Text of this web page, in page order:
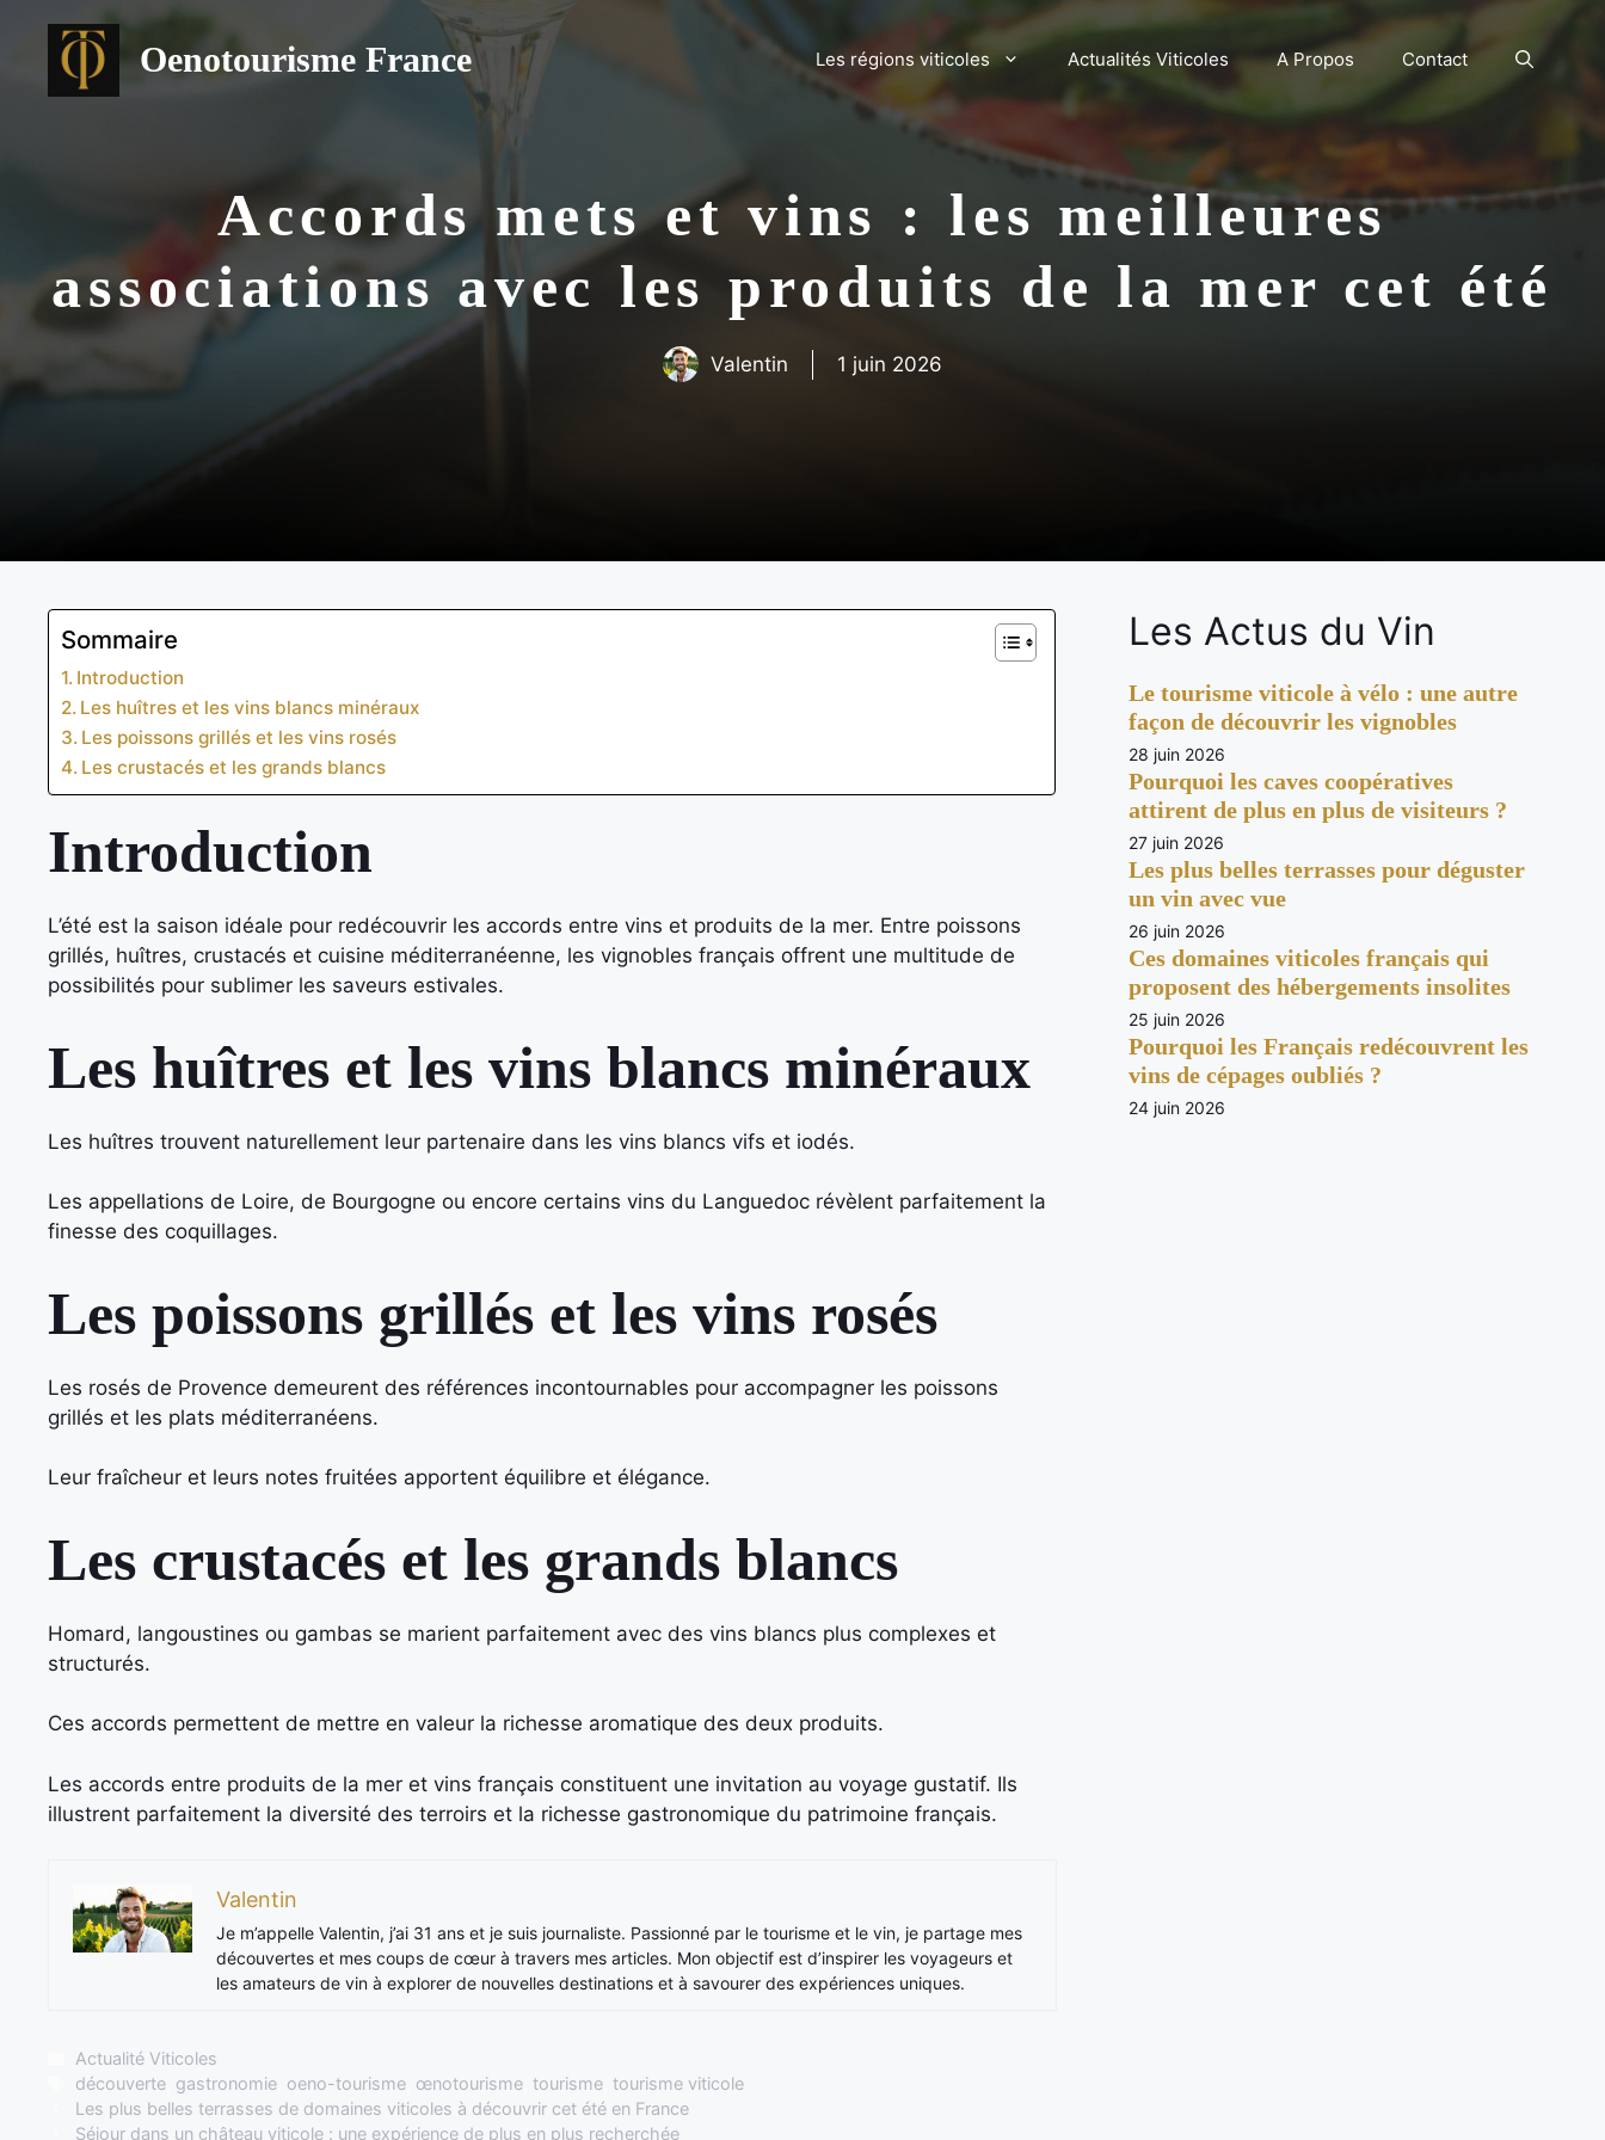
contenu
Oenotourisme France Les régions viticoles Actualités Viticoles A Propos Contact
Accords mets et vins : les meilleures
associations avec les produits de la mer cet été
Valentin 1 juin 2026
Sommaire
Introduction
Les huîtres et les vins blancs minéraux
Les poissons grillés et les vins rosés
Les crustacés et les grands blancs
Introduction
L’été est la saison idéale pour redécouvrir les accords entre vins et produits de la mer. Entre poissons
grillés, huîtres, crustacés et cuisine méditerranéenne, les vignobles français offrent une multitude de
possibilités pour sublimer les saveurs estivales.
Les huîtres et les vins blancs minéraux
Les huîtres trouvent naturellement leur partenaire dans les vins blancs vifs et iodés.
Les appellations de Loire, de Bourgogne ou encore certains vins du Languedoc révèlent parfaitement la
finesse des coquillages.
Les poissons grillés et les vins rosés
Les rosés de Provence demeurent des références incontournables pour accompagner les poissons
grillés et les plats méditerranéens.
Leur fraîcheur et leurs notes fruitées apportent équilibre et élégance.
Les crustacés et les grands blancs
Homard, langoustines ou gambas se marient parfaitement avec des vins blancs plus complexes et
structurés.
Ces accords permettent de mettre en valeur la richesse aromatique des deux produits.
Les accords entre produits de la mer et vins français constituent une invitation au voyage gustatif. Ils
illustrent parfaitement la diversité des terroirs et la richesse gastronomique du patrimoine français.
Valentin
Je m’appelle Valentin, j’ai 31 ans et je suis journaliste. Passionné par le tourisme et le vin, je partage mes
découvertes et mes coups de cœur à travers mes articles. Mon objectif est d’inspirer les voyageurs et
les amateurs de vin à explorer de nouvelles destinations et à savourer des expériences uniques.
Catégories
Actualité Viticoles
Étiquettes
découverte gastronomie oeno-tourisme œnotourisme ,tourisme ,tourisme viticole
Les plus belles terrasses de domaines viticoles à découvrir cet été en France
Séjour dans un château viticole : une expérience de plus en plus recherchée
Les Actus du Vin
Le tourisme viticole à vélo : une autre
façon de découvrir les vignobles
28 juin 2026
Pourquoi les caves coopératives
attirent de plus en plus de visiteurs ?
27 juin 2026
Les plus belles terrasses pour déguster
un vin avec vue
26 juin 2026
Ces domaines viticoles français qui
proposent des hébergements insolites
25 juin 2026
Pourquoi les Français redécouvrent les
vins de cépages oubliés ?
24 juin 2026